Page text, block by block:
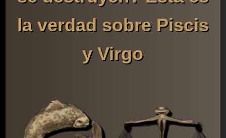
la verdad sobre Piscis
y Virgo